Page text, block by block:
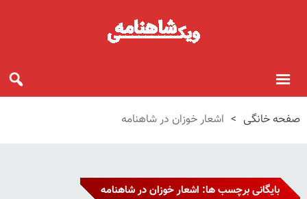
صفحه خانگی > اشعار خوزان در شاهنامه
بایگانی برچسب ها: اشعار خوزان در شاهنامه